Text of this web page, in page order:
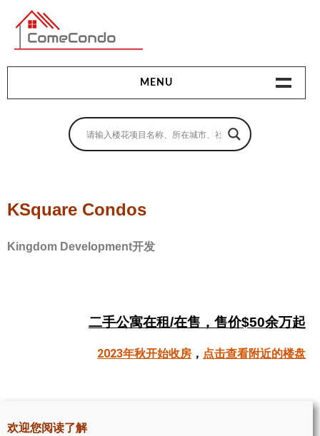
多伦多最新最全的楼花搜索引擎
MENU
地产相关
卖房指南
贷款指南
KSquare Condos
Kingdom Development开发
二手公寓在租/在售，售价$50余万起
2023年秋开始收房 ， 点击查看附近的楼盘
欢迎您阅读了解